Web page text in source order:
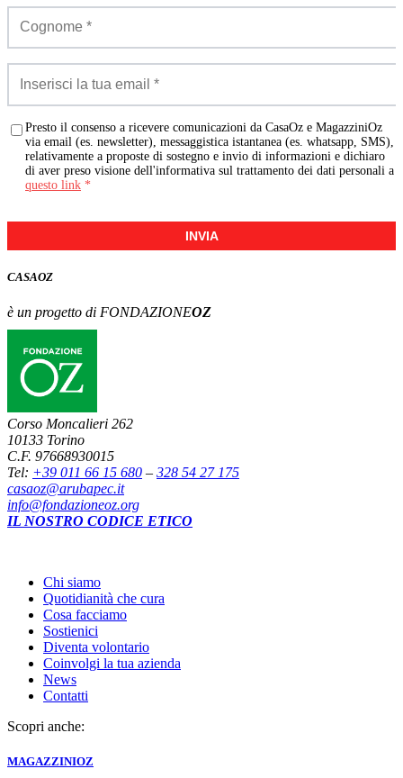
Presto il consenso a ricevere comunicazioni da CasaOz e MagazziniOz
via email (es. newsletter), messaggistica istantanea (es. whatsapp, SMS),
relativamente a proposte di sostegno e invio di informazioni e dichiaro
di aver preso visione dell'informativa sul trattamento dei dati personali a
questo link *
INVIA
CASAOZ
è un progetto di FONDAZIONEOZ
Corso Moncalieri 262
10133 Torino
C.F. 97668930015
Tel: +39 011 66 15 680 – 328 54 27 175
casaoz@arubapec.it
info@fondazioneoz.org
IL NOSTRO CODICE ETICO
Chi siamo
Quotidianità che cura
Cosa facciamo
Sostienici
Diventa volontario
Coinvolgi la tua azienda
News
Contatti
Scopri anche:
MAGAZZINIOZ